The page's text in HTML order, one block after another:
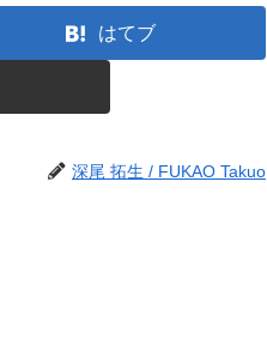
はてブ
深尾 拓生 / FUKAO Takuo